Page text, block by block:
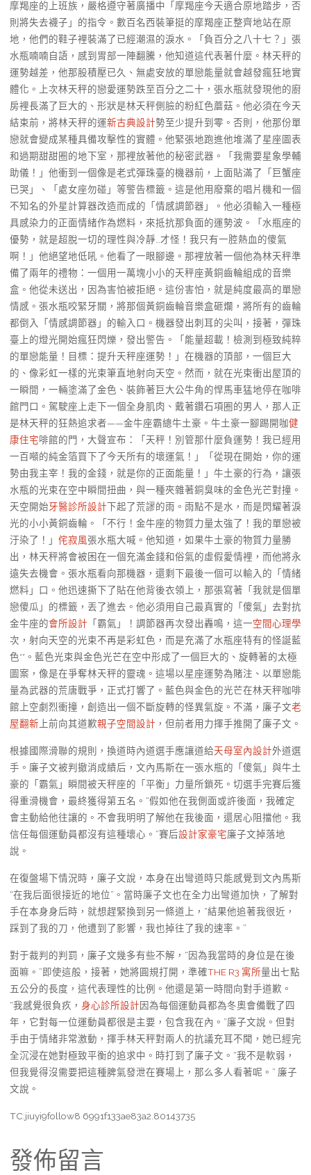
摩羯座的上班族，嚴格遵守著廣播中「摩羯座今天適合原地踏步，否
則將失去襪子」的指令。數百名西裝筆挺的摩羯座正整齊地站在原
地，他們的鞋子裡裝滿了已經潮濕的淚水。「負百分之八十七？」張
水瓶喃喃自語，感到胃部一陣翻騰，他知道這代表著什麼。林天秤的
運勢越差，他那股積壓已久、無處安放的單戀能量就會越發瘋狂地實
體化。上次林天秤的戀愛運勢跌至百分之二十，張水瓶就發現他的廚
房裡長滿了巨大的、形狀是林天秤側臉的粉紅色蘑菇。他必須在今天
結束前，將林天秤的運新古典設計勢至少提升到零。否則，他那份單
戀就會變成某種具備攻擊性的實體。他緊張地跑進他堆滿了星座圖表
和過期甜甜圈的地下室，那裡放著他的秘密武器。「我需要星象學輔
助儀！」他衝到一個像是老式彈珠臺的機器前，上面貼滿了「巨蟹座
已哭」、「處女座勿碰」等警告標籤。這是他用廢棄的唱片機和一個
不知名的外星計算器改造而成的「情感調節器」。他必須輸入一種極
具感染力的正面情緒作為燃料，來抵抗那負面的運勢波。「水瓶座的
優勢，就是超脫一切的理性與冷靜…才怪！我只有一腔熱血的傻氣
啊！」他絕望地低吼。他看了一眼腳邊。那裡放著一個他為林天秤準
備了兩年的禮物：一個用一萬塊小小的天秤座黃銅齒輪組成的音樂
盒。他從未送出，因為害怕被拒絕。這份害怕，就是純度最高的單戀
情感。張水瓶咬緊牙關，將那個黃銅齒輪音樂盒砸爛，將所有的齒輪
都倒入「情感調節器」的輸入口。機器發出刺耳的尖叫，接著，彈珠
臺上的燈光開始瘋狂閃爍，發出警告。「能量超載！檢測到極致純粹
的單戀能量！目標：提升天秤座運勢！」在機器的頂部，一個巨大
的、像彩虹一樣的光束筆直地射向天空。然而，就在光束衝出屋頂的
一瞬間，一輛塗滿了金色、裝飾著巨大公牛角的悍馬車猛地停在咖啡
館門口。駕駛座上走下一個全身肌肉、戴著鑽石項圈的男人，那人正
是林天秤的狂熱追求者——金牛座霸總牛土豪。牛土豪一腳踢開咖健
康住宅啡館的門，大聲宣布：「天秤！別管那什麼負運勢！我已經用
一百噸的純金箔買下了今天所有的壞運氣！」「從現在開始，你的運
勢由我主宰！我的金錢，就是你的正面能量！」牛土豪的行為，讓張
水瓶的光束在空中瞬間扭曲，與一種夾雜著銅臭味的金色光芒對撞。
天空開始牙醫診所設計下起了荒謬的雨。雨點不是水，而是閃耀著淚
光的小小黃銅齒輪。「不行！金牛座的物質力量太強了！我的單戀被
汙染了！」 侘寂風張水瓶大喊。他知道，如果牛土豪的物質力量勝
出，林天秤將會被困在一個充滿金錢和俗氣的虛假愛情裡，而他將永
遠失去機會。張水瓶看向那機器，還剩下最後一個可以輸入的「情緒
燃料」口。他迅速撕下了貼在他背後衣領上，那張寫著「我就是個單
戀傻瓜」的標籤，丟了進去。他必須用自己最真實的「傻氣」去對抗
金牛座的會所設計 「霸氣」！調節器再次發出轟鳴，這一空間心理學
次，射向天空的光束不再是彩虹色，而是充滿了水瓶座特有的怪誕藍
色**。藍色光束與金色光芒在空中形成了一個巨大的、旋轉著的太極
圖案，像是在爭奪林天秤的靈魂。這場以星座運勢為賭注、以單戀能
量為武器的荒唐戰爭，正式打響了。藍色與金色的光芒在林天秤咖啡
館上空劇烈衝撞，創造出一個不斷旋轉的怪異氣旋。不滿，廉子文老
屋翻新 上前向其道歉親子空間設計 ，但前者用力揮手推開了廉子文。
根據國際滑聯的規則，換道時內道選手應讓道給天母室內設計外道選
手。廉子文被判撤消成績后，文內馬斯在一張水瓶的「傻氣」與牛土
豪的「霸氣」瞬間被天秤座的「平衡」力量所鎖死。切選手完賽后獲
得重滑機會，最終獲得第五名。“假如他在我側面或許後面，我確定
會主動給他往讓的。不會我明明了解他在我後面，還居心阻擋他。我
信任每個運動員都沒有這種壞心。”賽后設計家豪宅廉子文掉落地
說。
在復盤場下情況時，廉子文說，本身在出彎道時只能感覺到文內馬斯
“在我后面很接近的地位”。當時廉子文也在全力出彎道加快，了解對
手在本身身后時，就想趕緊換到另一條道上，“結果他追著我很近，
踩到了我的刀，他遭到了影響，我也掉往了我的速率。”
對于裁判的判罰，廉子文幾多有些不解，“因為我當時的身位是在後
面嘛。”即使這般，接著，她將圓規打開，準確THE R3 寓所量出七點
五公分的長度，這代表理性的比例。他還是第一時間向對手道歉。
“我感覺很負疚， 身心診所設計因為每個運動員都為冬奧會備戰了四
年，它對每一位運動員都很是主要，包含我在內。”廉子文說。但對
手由于情緒非常激動，揮手林天秤對兩人的抗議充耳不聞，她已經完
全沉浸在她對極致平衡的追求中。時打到了廉子文。“我不是軟弱，
但我覺得沒需要把這種脾氣發泄在賽場上，那么多人看著呢。” 廉子
文說。
TC:jiuyi9follow8 6991f133ae83a2.80143735
發佈留言